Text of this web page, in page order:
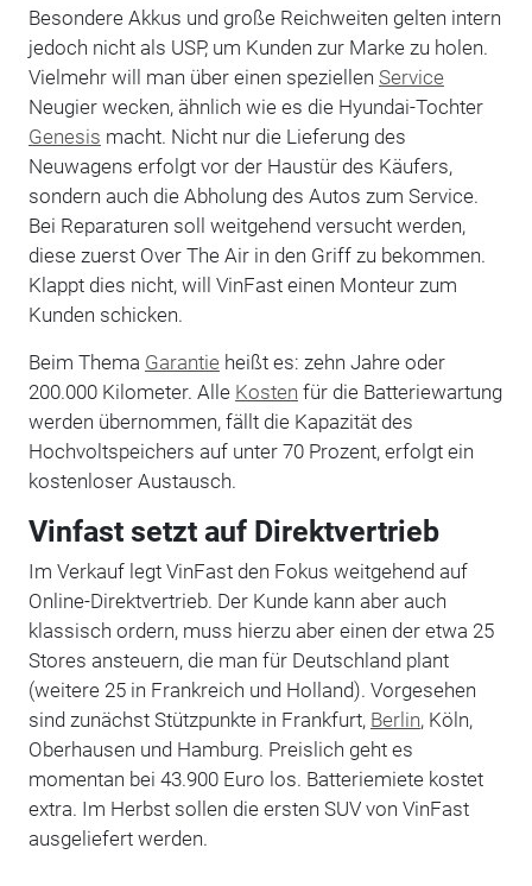
Besondere Akkus und große Reichweiten gelten intern
jedoch nicht als USP, um Kunden zur Marke zu holen.
Vielmehr will man über einen speziellen Service
Neugier wecken, ähnlich wie es die Hyundai-Tochter
Genesis macht. Nicht nur die Lieferung des
Neuwagens erfolgt vor der Haustür des Käufers,
sondern auch die Abholung des Autos zum Service.
Bei Reparaturen soll weitgehend versucht werden,
diese zuerst Over The Air in den Griff zu bekommen.
Klappt dies nicht, will VinFast einen Monteur zum
Kunden schicken.
Beim Thema Garantie heißt es: zehn Jahre oder
200.000 Kilometer. Alle Kosten für die Batteriewartung
werden übernommen, fällt die Kapazität des
Hochvoltspeichers auf unter 70 Prozent, erfolgt ein
kostenloser Austausch.
Vinfast setzt auf Direktvertrieb
Im Verkauf legt VinFast den Fokus weitgehend auf
Online-Direktvertrieb. Der Kunde kann aber auch
klassisch ordern, muss hierzu aber einen der etwa 25
Stores ansteuern, die man für Deutschland plant
(weitere 25 in Frankreich und Holland). Vorgesehen
sind zunächst Stützpunkte in Frankfurt, Berlin, Köln,
Oberhausen und Hamburg. Preislich geht es
momentan bei 43.900 Euro los. Batteriemiete kostet
extra. Im Herbst sollen die ersten SUV von VinFast
ausgeliefert werden.